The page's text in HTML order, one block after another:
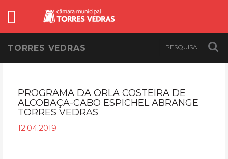
TORRES VEDRAS
PROGRAMA DA ORLA COSTEIRA DE
ALCOBAÇA-CABO ESPICHEL ABRANGE
TORRES VEDRAS
12.04.2019